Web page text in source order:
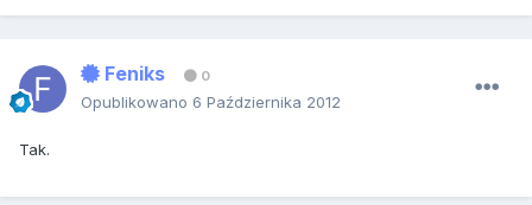
Feniks 0
Opublikowano 6 Października 2012
Tak.